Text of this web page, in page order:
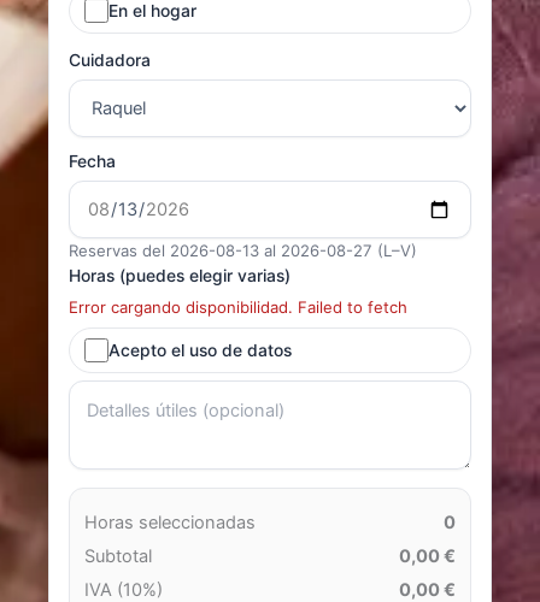
En el hogar
Cuidadora
Fecha
Reservas del 2026-08-13 al 2026-08-27 (L–V)
Horas (puedes elegir varias)
Error cargando disponibilidad. Failed to fetch
Acepto el uso de datos
Horas seleccionadas
0
Subtotal
0,00 €
IVA (10%)
0,00 €